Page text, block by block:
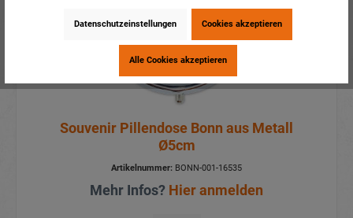
Souvenir Pillendose Bonn aus Metall
Ø5cm
Artikelnummer: BONN-001-16535
Mehr Infos? Hier anmelden
Datenschutzeinstellungen Cookies akzeptieren
Alle Cookies akzeptieren